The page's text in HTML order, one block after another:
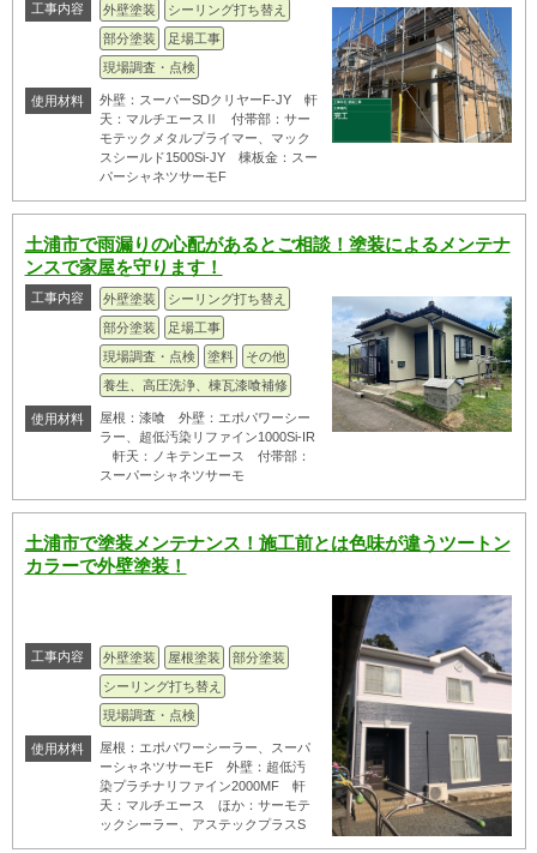
工事内容 外壁塗装
シーリング打ち替え
部分塗装
足場工事
現場調査・点検
使用材料
外壁：スーパーSDクリヤーF-JY 軒
天：マルチエースⅡ 付帯部：サー
モテックメタルプライマー、マック
スシールド1500Si-JY 棟板金：スー
パーシャネツサーモF
土浦市で雨漏りの心配があるとご相談！塗装によるメンテナ
ンスで家屋を守ります！
工事内容 外壁塗装
シーリング打ち替え
部分塗装
足場工事
現場調査・点検
塗料
その他
養生、高圧洗浄、棟瓦漆喰補修
使用材料
屋根：漆喰 外壁：エポパワーシー
ラー、超低汚染リファイン1000Si-IR
軒天：ノキテンエース 付帯部：
スーパーシャネツサーモ
土浦市で塗装メンテナンス！施工前とは色味が違うツートン
カラーで外壁塗装！
工事内容 外壁塗装 屋根塗装
部分塗装
シーリング打ち替え
現場調査・点検
使用材料
屋根：エポパワーシーラー、スーパ
ーシャネツサーモF 外壁：超低汚
染プラチナリファイン2000MF 軒
天：マルチエース ほか：サーモテ
ックシーラー、アステックプラスS